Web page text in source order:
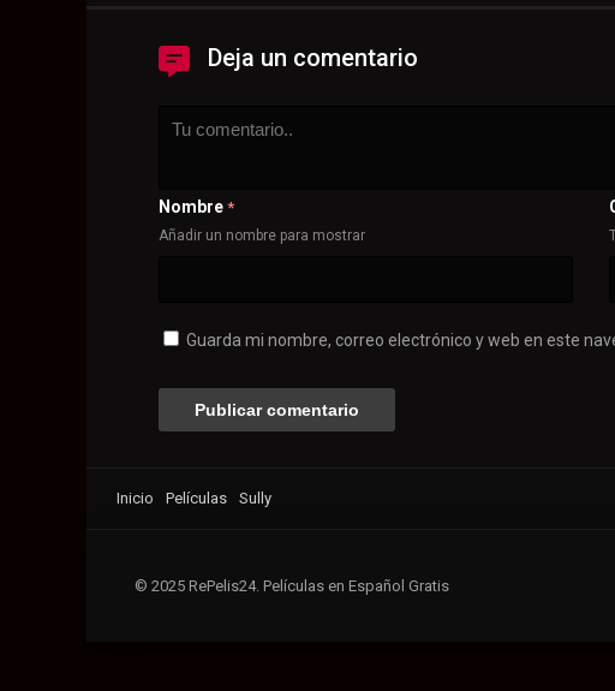
Deja un comentario
Nombre *
Añadir un nombre para mostrar
Guarda mi nombre, correo electrónico y web en este
Inicio Películas Sully
© 2025 RePelis24. Películas en Español Gratis